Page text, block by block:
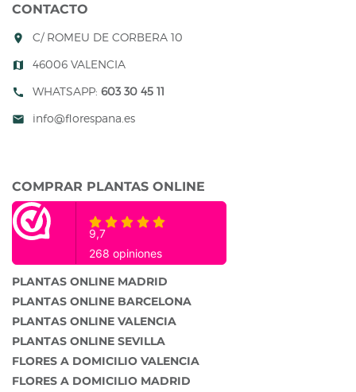
CONTACTO
room C/ ROMEU DE CORBERA 10
map 46006 VALENCIA
call WHATSAPP: 603 30 45 11
mail info@florespana.es
COMPRAR PLANTAS ONLINE
PLANTAS ONLINE MADRID
PLANTAS ONLINE BARCELONA
PLANTAS ONLINE VALENCIA
PLANTAS ONLINE SEVILLA
FLORES A DOMICILIO VALENCIA
FLORES A DOMICILIO MADRID